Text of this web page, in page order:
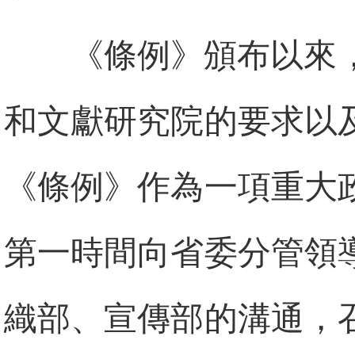
《條例》頒布以
和文獻研究院的要求以
《條例》作為一項重
第一時間向省委分管領
織部、宣傳部的溝通，